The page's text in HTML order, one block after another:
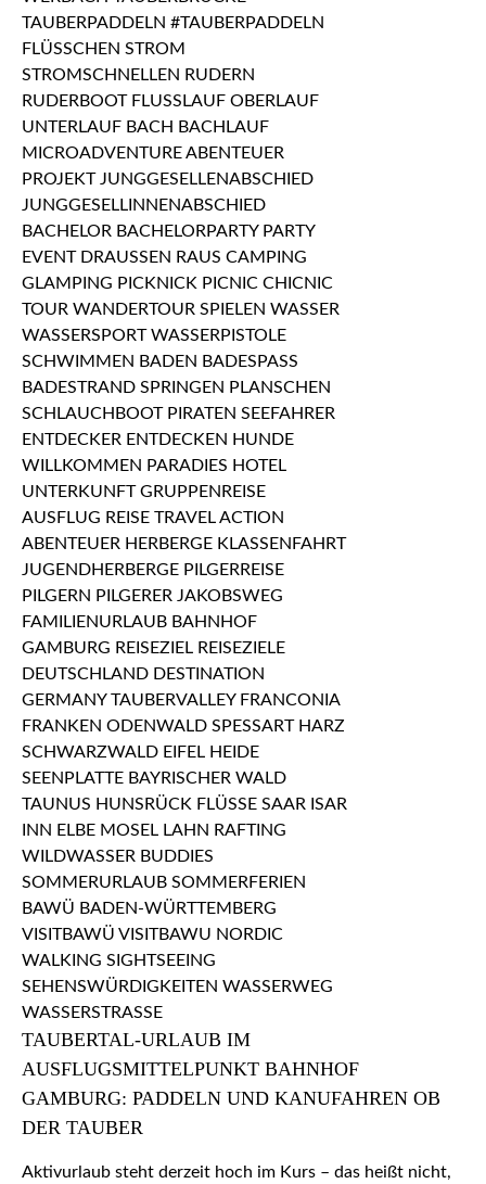
TAUBERTAL-URLAUB IM
AUSFLUGSMITTELPUNKT BAHNHOF
GAMBURG: PADDELN UND KANUFAHREN OB
DER TAUBER
Aktivurlaub steht derzeit hoch im Kurs – das heißt nicht,